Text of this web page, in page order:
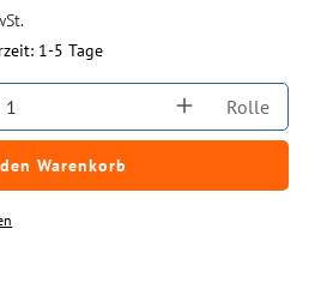
1-5 Tage
Gib den gewünschten
Rolle
Warenkorb